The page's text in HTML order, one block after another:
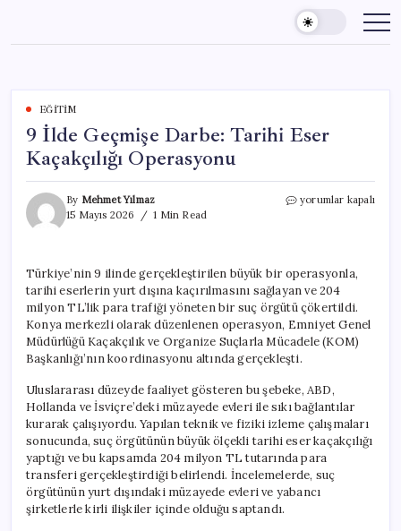
content
EĞITIM
9 İlde Geçmişe Darbe: Tarihi Eser
Kaçakçılığı Operasyonu
By Mehmet Yılmaz
15 Mayıs 2026
1 Min Read
9
Eser
Kaçakçılığı
Operasyonu
için
yorumlar kapalı
Türkiye’nin 9 ilinde gerçekleştirilen büyük bir operasyonla,
tarihi eserlerin yurt dışına kaçırılmasını sağlayan ve 204
milyon TL’lik para trafiği yöneten bir suç örgütü çökertildi.
Konya merkezli olarak düzenlenen operasyon, Emniyet Genel
Müdürlüğü Kaçakçılık ve Organize Suçlarla Mücadele (KOM)
Başkanlığı’nın koordinasyonu altında gerçekleşti.
Uluslararası düzeyde faaliyet gösteren bu şebeke, ABD,
Hollanda ve İsviçre’deki müzayede evleri ile sıkı bağlantılar
kurarak çalışıyordu. Yapılan teknik ve fiziki izleme çalışmaları
sonucunda, suç örgütünün büyük ölçekli tarihi eser kaçakçılığı
yaptığı ve bu kapsamda 204 milyon TL tutarında para
transferi gerçekleştirdiği belirlendi. İncelemelerde, suç
örgütünün yurt dışındaki müzayede evleri ve yabancı
şirketlerle kirli ilişkiler içinde olduğu saptandı.